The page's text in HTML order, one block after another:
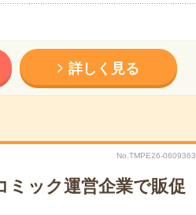
詳しく見る
No.TMPE26-0609363
ミック運営企業で販促